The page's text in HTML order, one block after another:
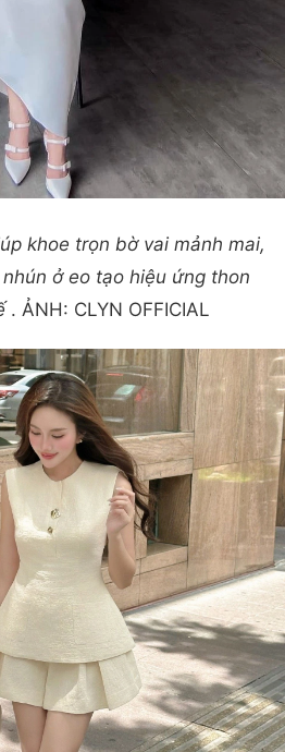
khoe trọn bờ vai mảnh mai,
ở eo tạo hiệu ứng thon
. ẢNH: CLYN OFFICIAL